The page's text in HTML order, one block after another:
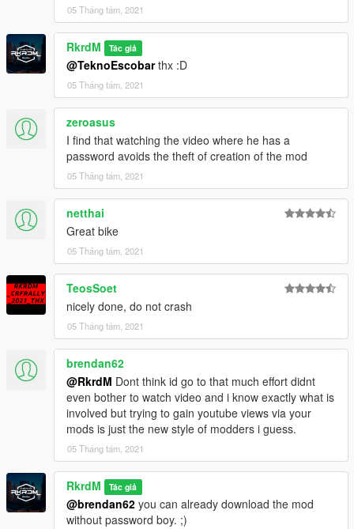
05 Tháng tám, 2021
RkrdM Tác giả
@TeknoEscobarthx :D
05 Tháng tám, 2021
zeroasus
I find that watching the video where he has a
password avoids the theft of creation of the mod
05 Tháng tám, 2021
netthai
Great bike
05 Tháng tám, 2021
TeosSoet
nicely done, do not crash
05 Tháng tám, 2021
brendan62
@RkrdM Dont think id go to that much effort didnt
even bother to watch video and i know exactly what is
involved but trying to gain youtube views via your
mods is just the new style of modders i guess.
05 Tháng tám, 2021
RkrdM Tác giả
@brendan62 you can already download the mod
without password boy. ;)